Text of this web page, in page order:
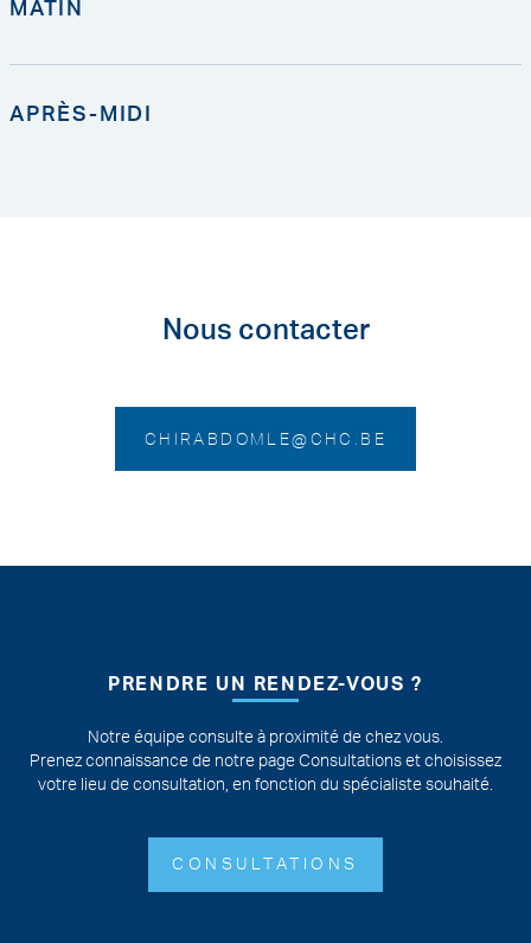
MATIN
APRÈS-MIDI
Nous contacter
CHIRABDOMLE@CHC.BE
PRENDRE UN RENDEZ-VOUS ?
Notre équipe consulte à proximité de chez vous.
Prenez connaissance de notre page Consultations et choisissez
votre lieu de consultation, en fonction du spécialiste souhaité.
CONSULTATIONS